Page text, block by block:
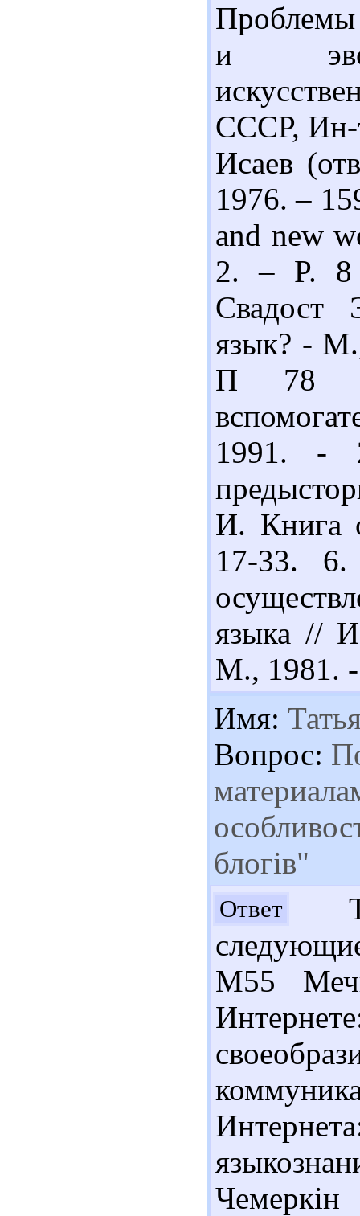
Проблемы
и
СССР, Ин-
Исаев
1976. –
and new
2. – P.
Свадост
язык? -
П 78
1991. -
И. Книга
17-33.
языка //
М., 1981.
Имя:
Вопрос:
блогів"
Ответ
М55